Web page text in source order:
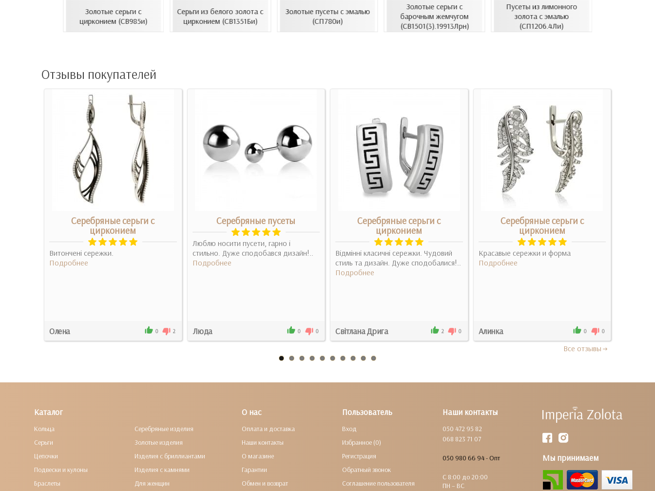
Золотые серьги с
цирконием (СВ985и)
Серьги из белого золота с
цирконием (СВ1351Би)
Золотые пусеты с эмалью
(СП780и)
Золотые серьги с
барочным жемчугом
(СВ1501(3).19913Лрн)
Пусеты из лимонного
золота с эмалью
(СП1206.4Ли)
Отзывы покупателей
Серебряные серьги с
цирконием
Витончені сережки.
Подробнее
Олена 0 2
Серебряные пусеты
Люблю носити пусети, гарно і
стильно. Дуже сподобався дизайн!..
Подробнее
Люда 0 0
Серебряные серьги с
цирконием
Відмінні класичні сережки. Чудовий
стиль та дизайн. Дуже сподобалися!..
Подробнее
Світлана Дрига 2 0
Серебряные серьги с
цирконием
Красавые сережки и форма
Подробнее
Алинка 0 0
Все отзывы
Наши контакты
050 472 95 82
068 823 71 07
050 980 66 94 - Опт
С 8:00 до 20:00
ПН – ВС
Мы принимаем
Каталог
Кольца
Серьги
Цепочки
Подвески и кулоны
Браслеты
Серебряные изделия
Золотые изделия
Изделия с бриллиантами
Изделия с камнями
Для женщин
О нас
Оплата и доставка
Наши контакты
О магазине
Гарантии
Обмен и возврат
Пользователь
Вход
Избранное (0)
Регистрация
Обратный звонок
Соглашение пользователя